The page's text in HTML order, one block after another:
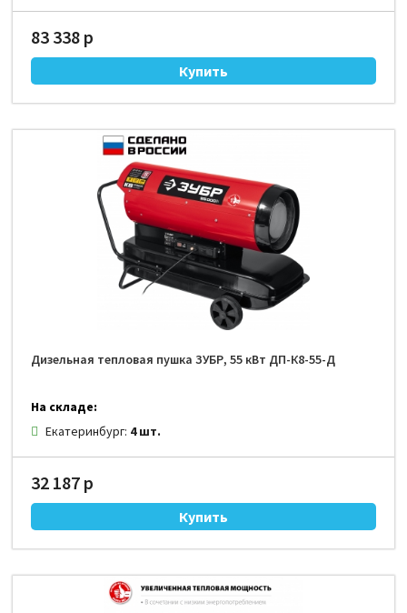
83 338 р
Дизельная тепловая пушка ЗУБР, 55 кВт ДП-К8-55-Д
На складе:
Екатеринбург: 4 шт.
32 187 р